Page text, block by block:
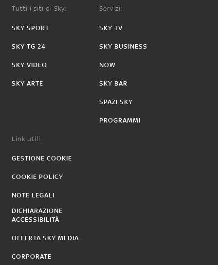
Tutti i siti di Sky:
SKY SPORT
SKY TG 24
SKY VIDEO
SKY ARTE
Servizi:
SKY TV
SKY BUSINESS
NOW
SKY BAR
SPAZI SKY
PROGRAMMI
Link utili:
GESTIONE COOKIE
COOKIE POLICY
NOTE LEGALI
DICHIARAZIONE
ACCESSIBILITÀ
OFFERTA SKY MEDIA
CORPORATE